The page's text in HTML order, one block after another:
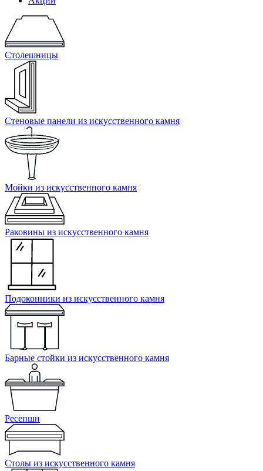
Столешницы
Стеновые панели из искусственного камня
Мойки из искусственного камня
Раковины из искусственного камня
Подоконники из искусственного камня
Барные стойки из искусственного камня
Ресепшн
Cтолы из искусственного камня